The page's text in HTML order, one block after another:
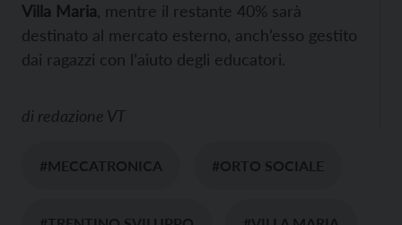
Villa Maria , mentre il restante 40% sarà
destinato al mercato esterno, anch’esso gestito
dai ragazzi con l’aiuto degli educatori.
di redazione VT
#MECCATRONICA #ORTO SOCIALE